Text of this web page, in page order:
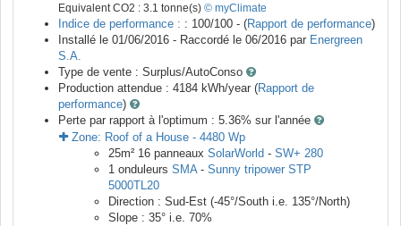
Equivalent CO2 : 3.1 tonne(s) © myClimate
Indice de performance : : 100/100 - (Rapport de performance)
Installé le 01/06/2016 - Raccordé le 06/2016 par Energreen
S.A.
Type de vente : Surplus/AutoConso
Production attendue : 4184 kWh/year (Rapport de
performance)
Perte par rapport à l'optimum : 5.36% sur l'année
Zone: Roof of a House - 4480 Wp
25m² 16 panneaux SolarWorld - SW+ 280
1 onduleurs SMA- Sunny tripower STP
5000TL20
Direction : Sud-Est (-45°/South i.e. 135°/North)
Slope : 35° i.e. 70%